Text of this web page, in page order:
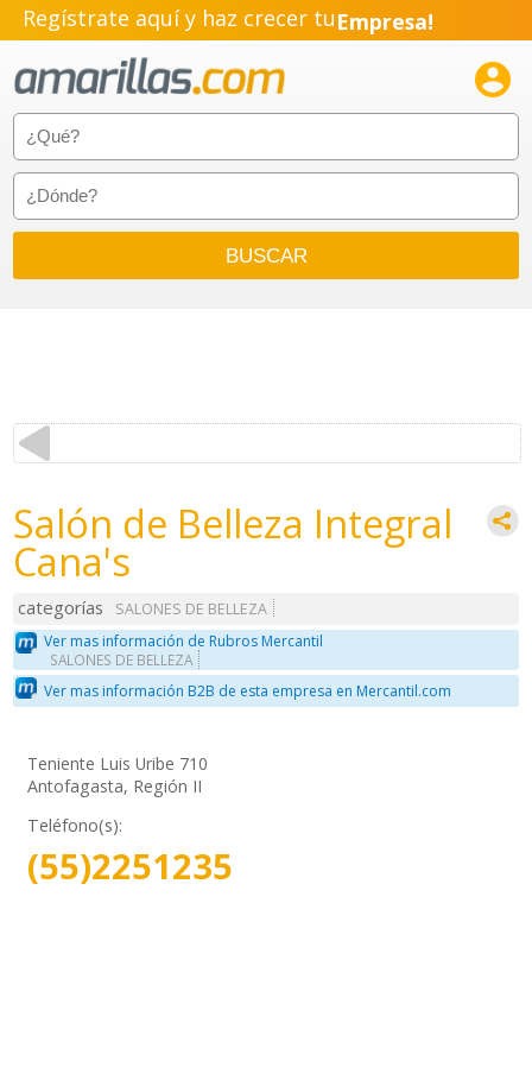
Regístrate aquí y haz crecer tuEmpresa!
Pyme!
Emprendimiento!

Salón de Belleza Integral
Cana's
categorías
SALONES DE BELLEZA
Ver mas información de Rubros Mercantil
SALONES DE BELLEZA
Ver mas información B2B de esta empresa en Mercantil.com
Teniente Luis Uribe 710
Antofagasta, Región II
Teléfono(s):
(55)2251235